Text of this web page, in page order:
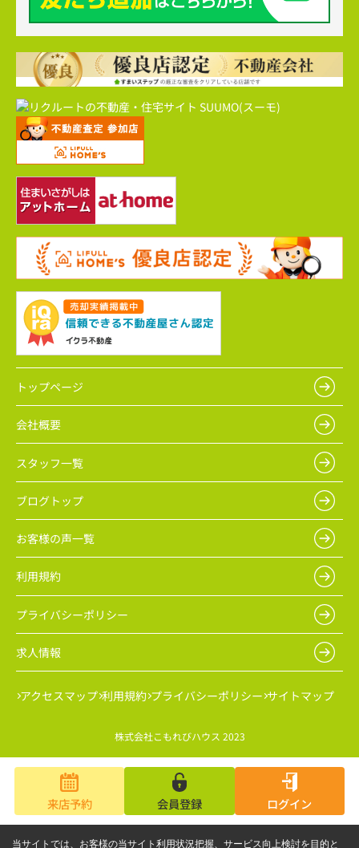
トップページ
会社概要
スタッフ一覧
ブログトップ
お客様の声一覧
利用規約
プライバシーポリシー
求人情報
アクセスマップ 利用規約 プライバシーポリシー サイトマップ
株式会社こもれびハウス 2023
来店予約 会員登録 ログイン
当サイトでは、お客様の当サイト利用状況把握、サービス向上検討を目的と